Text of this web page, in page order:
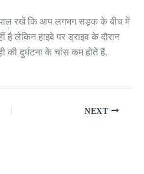
रखें कि आप लगभग सड़क के बीच में
है लेकिन हाइवे पर ड्राइव के दौरान
की दुर्घटना के चांस कम होते हैं.
NEXT